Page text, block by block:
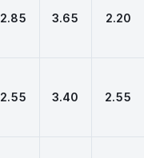
2.85 3.65 2.20
2.55 3.40 2.55